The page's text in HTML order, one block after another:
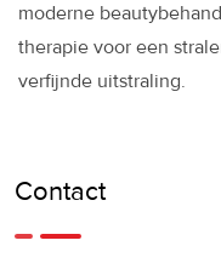
moderne
therapie voor een
verfijnde uitstraling.
Contact